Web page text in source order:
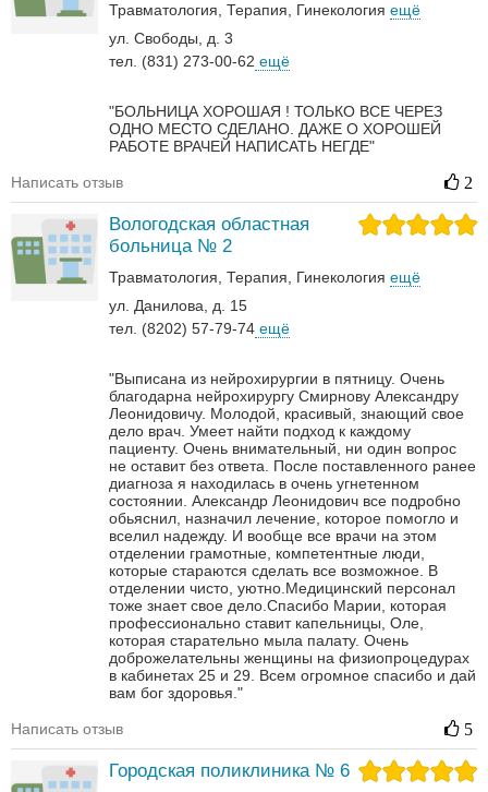
Травматология Терапия Гинекология ещё
ул. Свободы, д. 3
тел. (831) 273-00-62 ещё
"БОЛЬНИЦА ХОРОШАЯ ! ТОЛЬКО ВСЕ ЧЕРЕЗ
ОДНО МЕСТО СДЕЛАНО. ДАЖЕ О ХОРОШЕЙ
РАБОТЕ ВРАЧЕЙ НАПИСАТЬ НЕГДЕ"
Написать отзыв 2
Вологодская областная
больница № 2
Травматология Терапия Гинекология ещё
ул. Данилова, д. 15
тел. (8202) 57-79-74 ещё
"Выписана из нейрохирургии в пятницу. Очень
благодарна нейрохирургу Смирнову Александру
Леонидовичу. Молодой, красивый, знающий свое
дело врач. Умеет найти подход к каждому
пациенту. Очень внимательный, ни один вопрос
не оставит без ответа. После поставленного ранее
диагноза я находилась в очень угнетенном
состоянии. Александр Леонидович все подробно
обьяснил, назначил лечение, которое помогло и
вселил надежду. И вообще все врачи на этом
отделении грамотные, компетентные люди,
которые стараются сделать все возможное. В
отделении чисто, уютно.Медицинский персонал
тоже знает свое дело.Спасибо Марии, которая
профессионально ставит капельницы, Оле,
которая старательно мыла палату. Очень
доброжелательны женщины на физиопроцедурах
в кабинетах 25 и 29. Всем огромное спасибо и дай
вам бог здоровья."
Написать отзыв 5
Городская поликлиника № 6